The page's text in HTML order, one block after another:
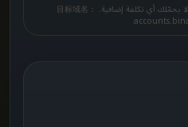
هذا رابط إحالة. التسجيل من خلاله لا يحمّلك أي تكلفة إضافية. 目标域名：